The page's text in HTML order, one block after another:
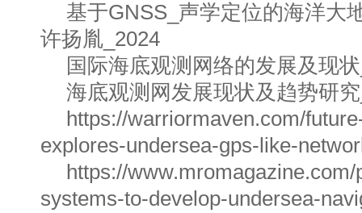
基于GNSS_声学定位的海洋大
许扬胤_2024
国际海底观测网络的发展及现
海底观测网发展现状及趋势研
https://warriormaven.com/
explores-undersea-gps-like-
https://
systems-to-develop-undersea-